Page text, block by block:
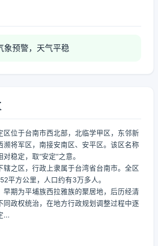
象预警，天气平稳
区位于台南市西北部，北临学甲区，东邻新
濒将军区，南接安南区、安平区。该区名称
稳定，取“安定”之意。
辖之区，行政上隶属于台湾省台南市。全区
平方公里，人口约有3万多人。
早期为平埔族西拉雅族的聚居地，后历经清
同政权统治，在地方行政规划调整过程中逐
...